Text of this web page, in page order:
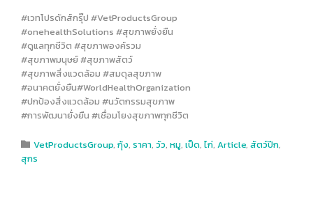
#เวทโปรดักส์กรุ๊ป​ #VetProductsGroup​
#onehealthSolutions​ #สุขภาพยั่งยืน
#ดูแลทุกชีวิต​ #สุขภาพองค์รวม
#สุขภาพมนุษย์​ #สุขภาพสัตว์
#สุขภาพสิ่งแวดล้อม​ #สมดุลสุขภาพ
#อนาคตยั่งยืน​#WorldHealthOrganization
#ปกป้องสิ่งแวดล้อม​ #นวัตกรรมสุขภาพ
#การพัฒนายั่งยืน​ #เชื่อมโยงสุขภาพทุกชีวิต
 Category
Vet​Products​Group​, กุ้ง, ราคา, วัว, หมู, เป็ด, ไก่, Article, สัตว์ปีก,
สุกร